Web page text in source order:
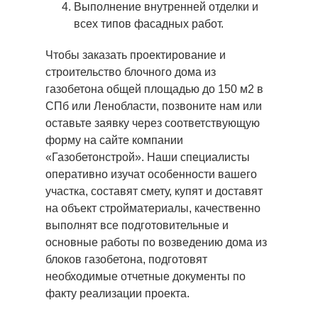
Выполнение внутренней отделки и
всех типов фасадных работ.
Чтобы заказать проектирование и
строительство блочного дома из
газобетона общей площадью до 150 м2 в
СПб или Ленобласти, позвоните нам или
оставьте заявку через соответствующую
форму на сайте компании
«Газобетонстрой». Наши специалисты
оперативно изучат особенности вашего
участка, составят смету, купят и доставят
на объект стройматериалы, качественно
выполнят все подготовительные и
основные работы по возведению дома из
блоков газобетона, подготовят
необходимые отчетные документы по
факту реализации проекта.